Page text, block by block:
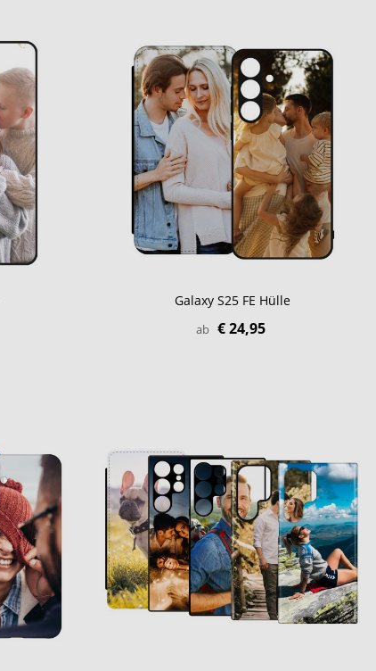
Galaxy S25 FE Hülle
ab € 24,95